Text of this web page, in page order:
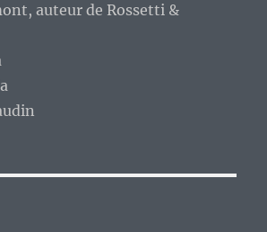
auteur de Rossetti &